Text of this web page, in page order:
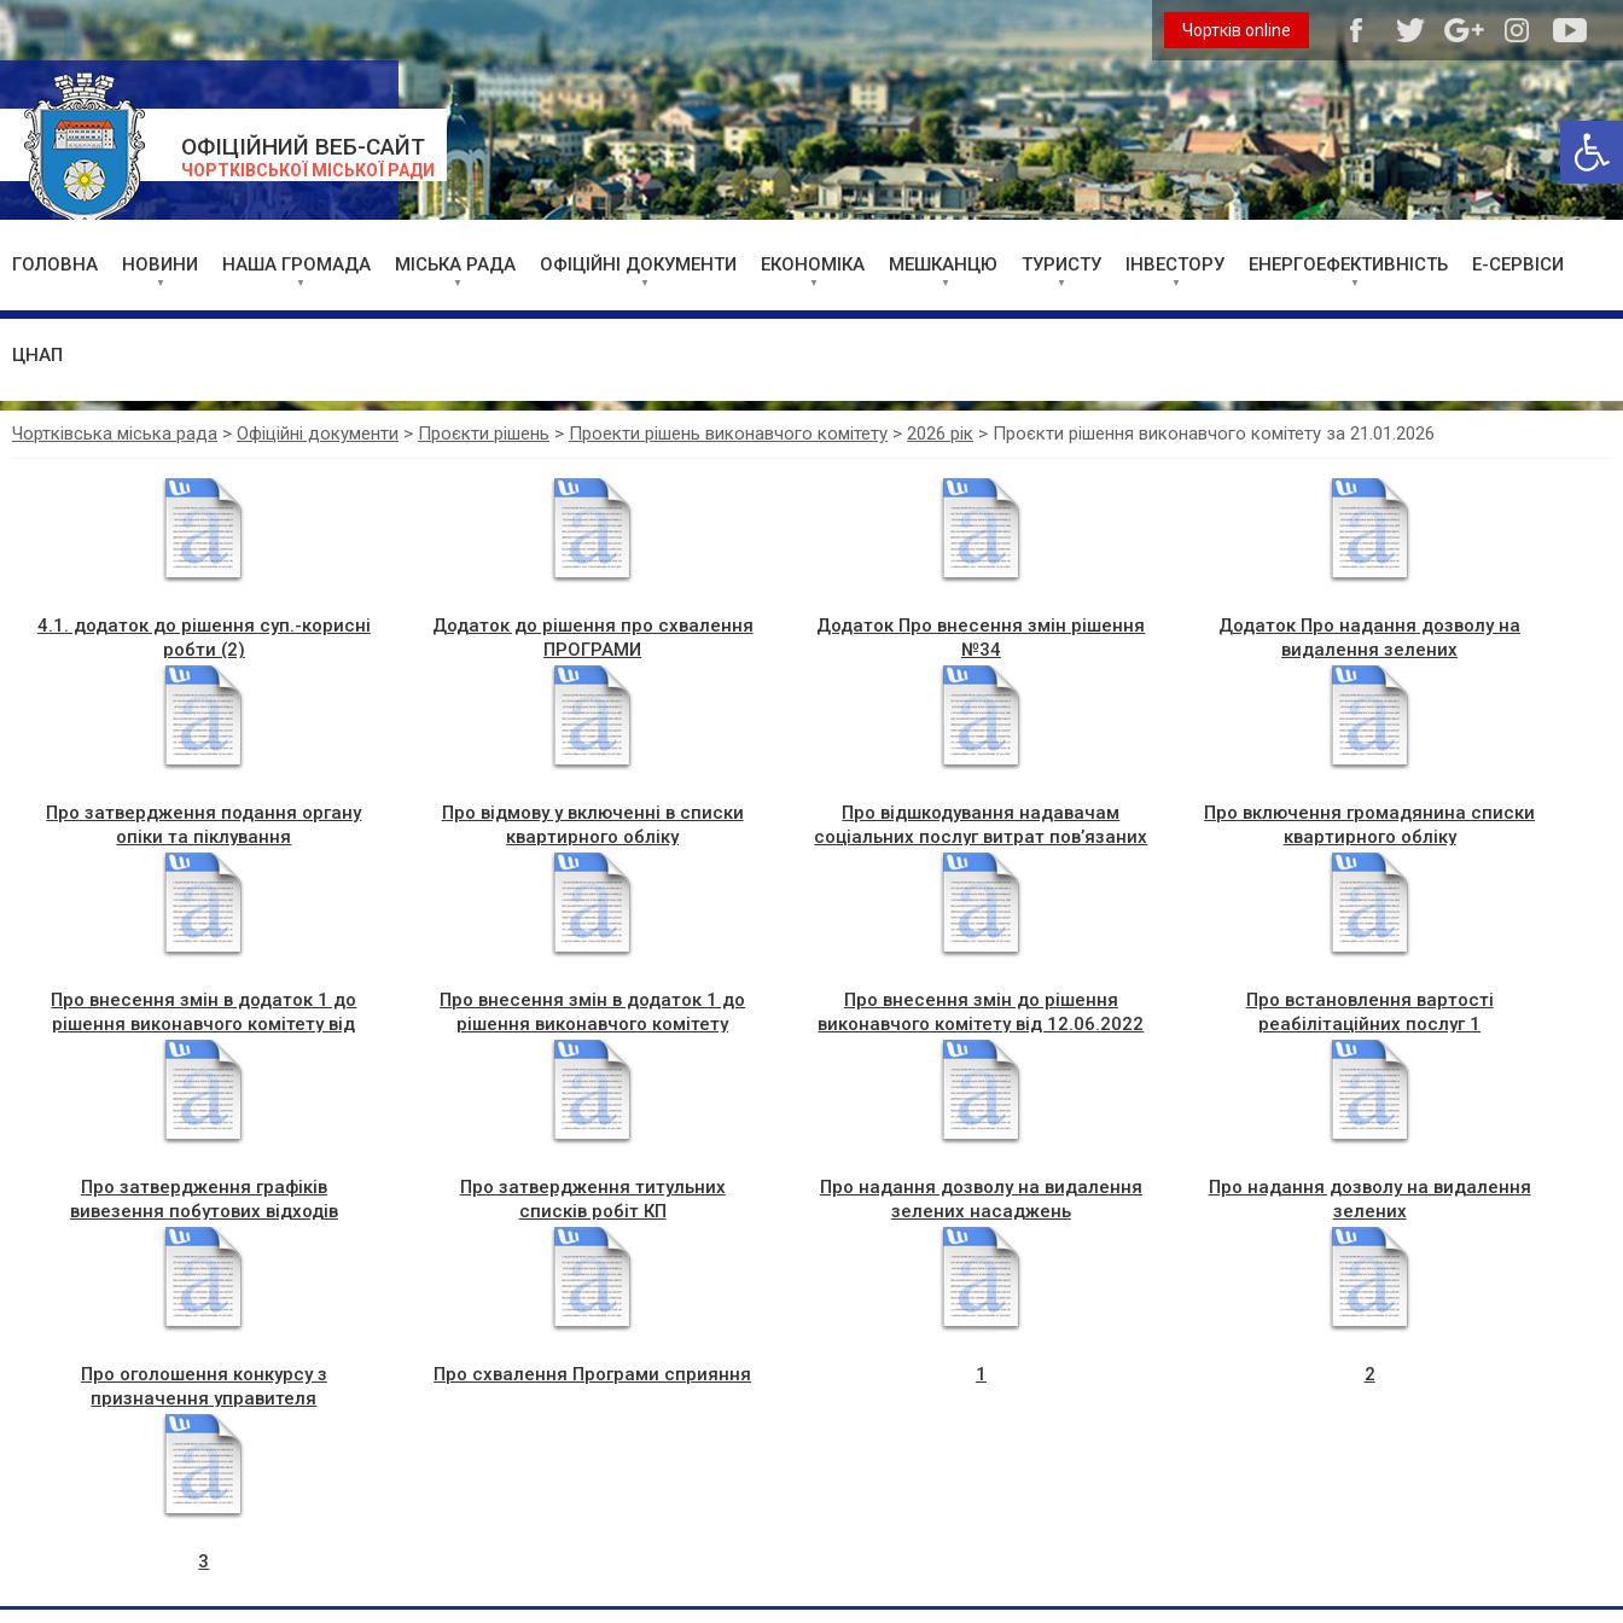
ОФІЦІЙНИЙ ВЕБ-САЙТ
ЧОРТКІВСЬКОЇ МІСЬКОЇ РАДИ
Чортків online
ГОЛОВНА НОВИНИ НАША ГРОМАДА МІСЬКА РАДА ОФІЦІЙНІ ДОКУМЕНТИ ЕКОНОМІКА МЕШКАНЦЮ ТУРИСТУ ІНВЕСТОРУ ЕНЕРГОЕФЕКТИВНІСТЬ Е-СЕРВІСИ
ЦНАП
Чортківська міська рада > Офіційні документи > Проєкти рішень > Проекти рішень виконавчого комітету > 2026 рік > Проєкти рішення виконавчого комітету за 21.01.2026
4.1. додаток до рішення суп.-корисні
робти (2)
Додаток до рішення про схвалення
ПРОГРАМИ
Додаток Про внесення змін рішення
№34
Додаток Про надання дозволу на
видалення зелених
Про затвердження подання органу
опіки та піклування
Про відмову у включенні в списки
квартирного обліку
Про відшкодування надавачам
соціальних послуг витрат пов’язаних
з отриманням жителями
Чортківської міської територіальної
громади соціальних послуг
Про включення громадянина списки
квартирного обліку
Про внесення змін в додаток 1 до
рішення виконавчого комітету від
02.02.2024 №34
Про внесення змін в додаток 1 до
рішення виконавчого комітету
міської ради від 17 травня 2023 року
№ 127
Про внесення змін до рішення
виконавчого комітету від 12.06.2022
№165
Про встановлення вартості
реабілітаційних послуг 1
Про затвердження графіків
вивезення побутових відходів
Про затвердження титульних
списків робіт КП
Про надання дозволу на видалення
зелених насаджень
Про надання дозволу на видалення
зелених
Про оголошення конкурсу з
призначення управителя
Про схвалення Програми сприяння 1 2
3